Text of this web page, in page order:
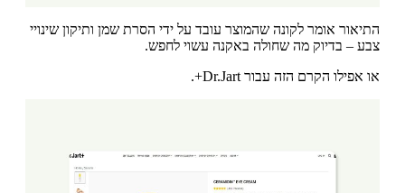
התיאור אומר לקונה שהמוצר עובד על ידי הסרת שמן ותיקון שינויי
צבע – בדיוק מה שחולה באקנה עשוי לחפש.
או אפילו הקרם הזה עבור Dr.Jart+.